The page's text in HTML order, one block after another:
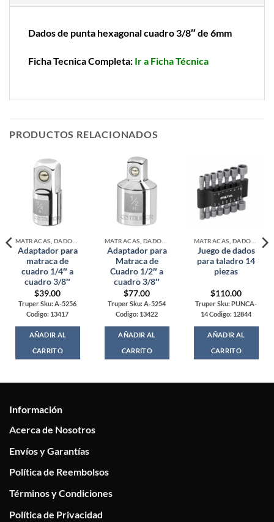
Dados de punta hexagonal cuadro 3/8″ de 6mm
Ficha Tecnica Completa: Ir a Ficha Técnica
PRODUCTOS RELACIONADOS
Adaptador para
matraca de
cuadro 1/4″ a
cuadro 3/8″
$39.00
Truper Sku: A-5256
Codigo: 13417
AÑADIR AL
CARRITO
Adaptador para
Matraca de
Cuadro 1/2″ a
cuadro 3/8″
$77.00
Truper Sku: A-5254
Codigo: 13422
AÑADIR AL
CARRITO
Juego de dados
para taladro 14
piezas
$110.00
Truper Sku: PUNCA-
14 Codigo: 12844
AÑADIR AL
CARRITO
Información
Acerca de Nosotros
Envíos y Garantías
Política de Reembolsos
Términos y Condiciones
Política de Privacidad